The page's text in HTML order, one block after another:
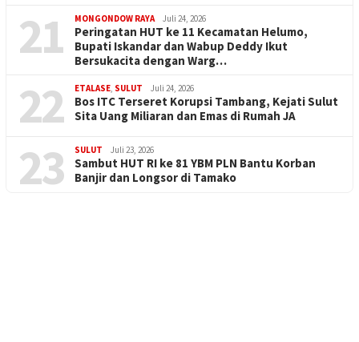
21 MONGONDOW RAYA Juli 24, 2026
Peringatan HUT ke 11 Kecamatan Helumo,
Bupati Iskandar dan Wabup Deddy Ikut
Bersukacita dengan Warg…
22 ETALASE, SULUT Juli 24, 2026
Bos ITC Terseret Korupsi Tambang, Kejati Sulut
Sita Uang Miliaran dan Emas di Rumah JA
23 SULUT Juli 23, 2026
Sambut HUT RI ke 81 YBM PLN Bantu Korban
Banjir dan Longsor di Tamako